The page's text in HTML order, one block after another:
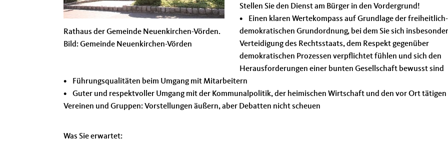
Rathaus der Gemeinde Neuenkirchen-Vörden.
Bild: Gemeinde Neuenkirchen-Vörden
Stellen Sie den Dienst am Bürger in den Vordergrund!
• Einen klaren Wertekompass auf Grundlage der freiheitlich-
demokratischen Grundordnung, bei dem Sie sich
Verteidigung des Rechtsstaats, dem Respekt gegenüber
demokratischen Prozessen verpflichtet fühlen und sich den
Herausforderungen einer bunten Gesellschaft bewusst sind
• Führungsqualitäten beim Umgang mit Mitarbeitern
• Guter und respektvoller Umgang mit der Kommunalpolitik, der heimischen Wirtschaft und den vor Ort tätigen
Vereinen und Gruppen: Vorstellungen äußern, aber Debatten nicht scheuen
Was Sie erwartet: